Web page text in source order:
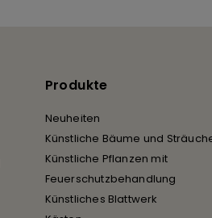
Produkte
Neuheiten
Künstliche Bäume und
Künstliche Pflanzen mit
Feuerschutzbehandlung
Künstliches Blattwerk